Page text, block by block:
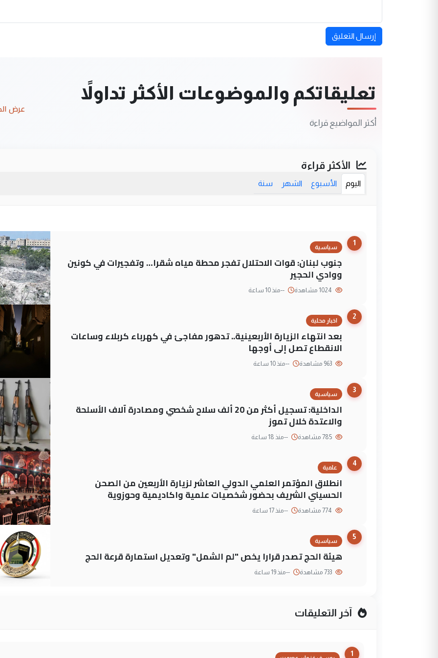
إرسال التعليق
تعليقاتكم والموضوعات الأكثر تداولاً
أكثر المواضيع قراءة
عرض
الأكثر قراءة
اليوم الأسبوع الشهر سنة
1
سياسية
جنوب لبنان: قوات الاحتلال تفجر محطة مياه شقرا… وتفجيرات في كونين
ووادي الحجير
--منذ 10 ساعة
2
اخبار محلية
بعد انتهاء الزيارة الأربعينية.. تدهور مفاجئ في كهرباء كربلاء وساعات
الانقطاع تصل إلى أوجها
--منذ 10 ساعة
3
سياسية
الداخلية: تسجيل أكثر من 20 ألف سلاح شخصي ومصادرة آلاف الأسلحة
والاعتدة خلال تموز
--منذ 18 ساعة
4
علمية
انطلاق المؤتمر العلمي الدولي العاشر لزيارة الأربعين من الصحن
الحسيني الشريف بحضور شخصيات علمية واكاديمية وحوزوية
--منذ 17 ساعة
5
سياسية
هيئة الحج تصدر قرارا يخص "لم الشمل" وتعديل استمارة قرعة الحج
--منذ 19 ساعة
آخر التعليقات
1